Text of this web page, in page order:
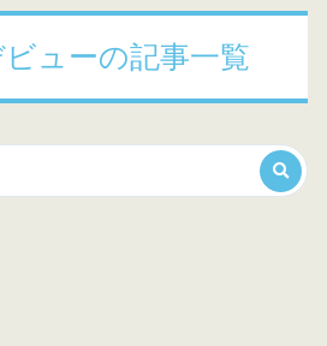
ューの記事一覧